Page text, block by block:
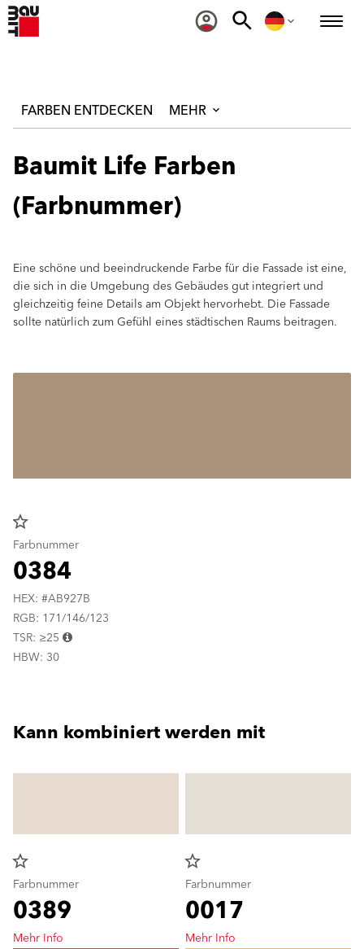
FARBEN ENTDECKEN MEHR
Baumit Life Farben
(Farbnummer)
Eine schöne und beeindruckende Farbe für die Fassade ist eine,
die sich in die Umgebung des Gebäudes gut integriert und
gleichzeitig feine Details am Objekt hervorhebt. Die Fassade
sollte natürlich zum Gefühl eines städtischen Raums beitragen.
star_border
Farbnummer
0384
HEX: #AB927B
RGB: 171/146/123
TSR: ≥25
HBW: 30
Kann kombiniert werden mit
star_border
Farbnummer
0389
Mehr Info
star_border
Farbnummer
0017
Mehr Info